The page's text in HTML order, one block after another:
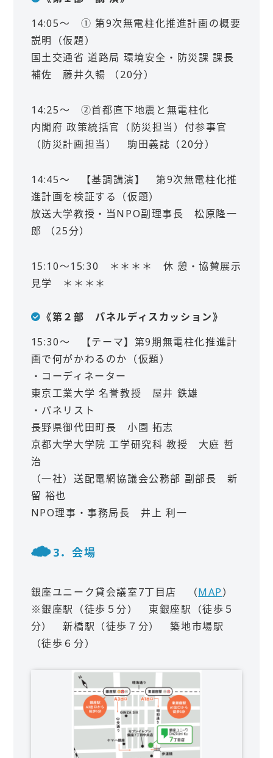
14:05～ ① 第9次無電柱化推進計画の概要
説明（仮題）
国土交通省 道路局 環境安全・防災課 課長
補佐 藤井久暢 （20分）
14:25～ ②首都直下地震と無電柱化
内閣府 政策統括官（防災担当）付参事官
（防災計画担当） 駒田義誌（20分）
14:45～ 【基調講演】 第9次無電柱化推
進計画を検証する（仮題）
放送大学教授・当NPO副理事長 松原隆一
郎 （25分）
15:10～15:30 ＊＊＊＊ 休 憩・協賛展示
見学 ＊＊＊＊
《第２部 パネルディスカッション》
15:30～ 【テーマ】第9期無電柱化推進計
画で何がかわるのか（仮題）
・コーディネーター
東京工業大学 名誉教授 屋井 鉄雄
・パネリスト
長野県御代田町長 小園 拓志
京都大学大学院 工学研究科 教授 大庭 哲
治
（一社）送配電網協議会公務部 副部長 新
留 裕也
NPO理事・事務局長 井上 利一
3．会場
銀座ユニーク貸会議室7丁目店 （MAP）
※銀座駅（徒歩５分） 東銀座駅（徒歩５
分） 新橋駅（徒歩７分） 築地市場駅
（徒歩６分）